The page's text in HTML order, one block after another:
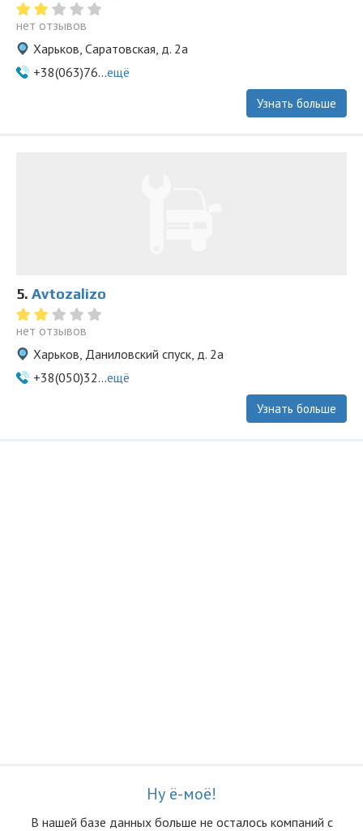
нет отзывов
Харьков, Саратовская, д. 2а
+38(063)76...ещё
Узнать больше
5. Avtozalizo
нет отзывов
Харьков, Даниловский спуск, д. 2а
+38(050)32...ещё
Узнать больше
Ну ё-моё!
В нашей базе данных больше не осталоcь компаний с